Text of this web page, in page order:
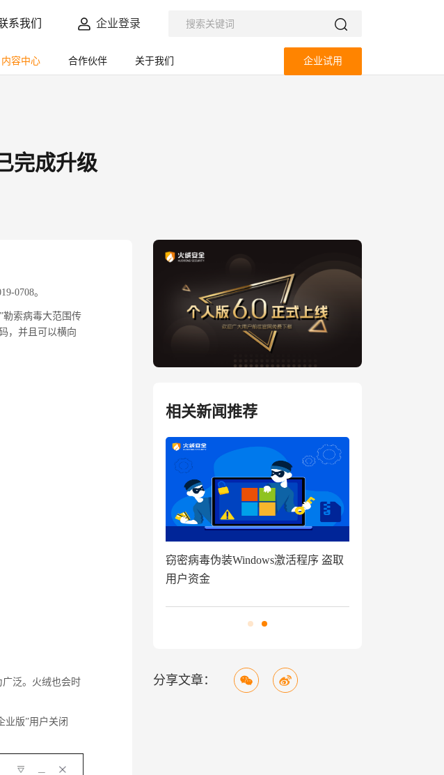
系我们 企业登录
内容中心 合作伙伴 关于我们 企业试用
完成升级
0708。
勒索病毒大范围传
，并且可以横向
泛。火绒也会时
业版”用户关闭
相关新闻推荐
技术揭秘|代码追踪工具分享及应用指
南来啦
分享文章：